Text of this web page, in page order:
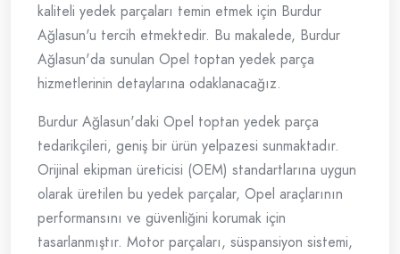
kaliteli yedek parçaları temin etmek için Burdur
Ağlasun'u tercih etmektedir. Bu makalede, Burdur
Ağlasun'da sunulan Opel toptan yedek parça
hizmetlerinin detaylarına odaklanacağız.
Burdur Ağlasun'daki Opel toptan yedek parça
tedarikçileri, geniş bir ürün yelpazesi sunmaktadır.
Orijinal ekipman üreticisi (OEM) standartlarına uygun
olarak üretilen bu yedek parçalar, Opel araçlarının
performansını ve güvenliğini korumak için
tasarlanmıştır. Motor parçaları, süspansiyon sistemi,